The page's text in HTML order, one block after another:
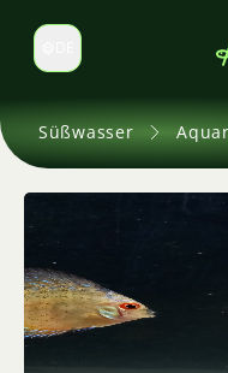
Sprache wechseln
Süßwasser